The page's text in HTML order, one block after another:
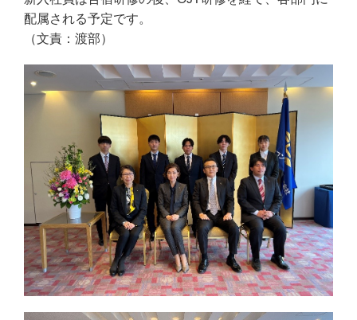
配属される予定です。
（文責：渡部）